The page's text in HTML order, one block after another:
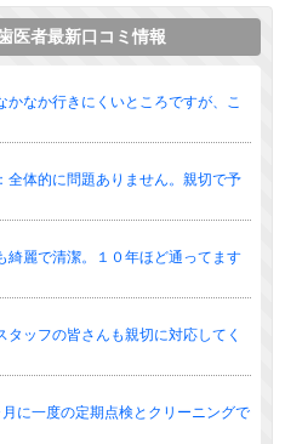
医者最新口コミ情報
なか行きにくいところですが、こ
全体的に問題ありません。親切で予
綺麗で清潔。１０年ほど通ってます
ッフの皆さんも親切に対応してく
に一度の定期点検とクリーニングで